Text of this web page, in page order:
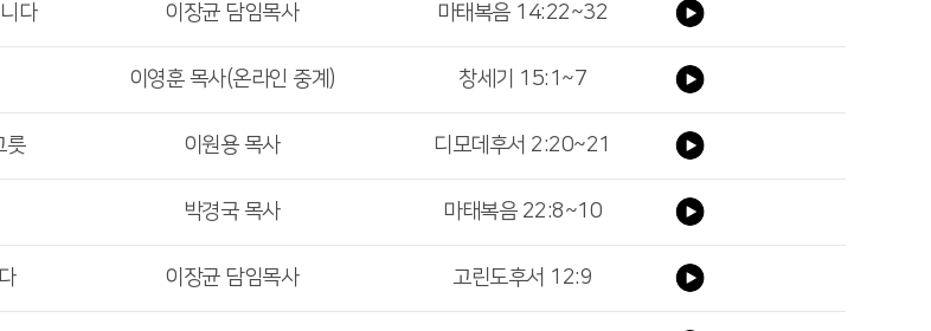
다 이장균 담임목사 마태복음 14:22~32
이영훈 목사(온라인 중계) 창세기 15:1~7
릇 이원용 목사 디모데후서 2:20~21
박경국 목사 마태복음 22:8~10
이장균 담임목사 고린도후서 12:9